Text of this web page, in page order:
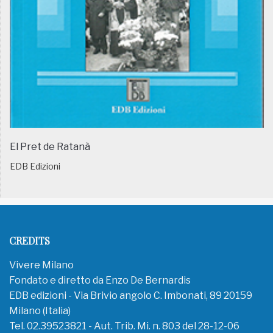
El Pret de Ratanà
EDB Edizioni
CREDITS
Vivere Milano
Fondato e diretto da Enzo De Bernardis
EDB edizioni - Via Brivio angolo C. Imbonati, 89 20159
Milano (Italia)
Tel. 02.39523821 - Aut. Trib. Mi. n. 803 del 28-12-06